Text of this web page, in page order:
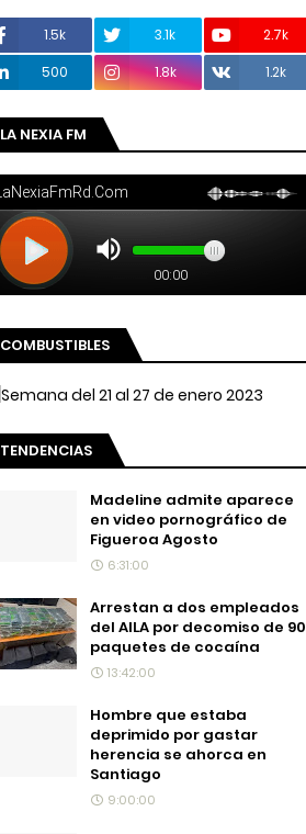
1.5k 3.1k
2.7k
500
1.8k 1.2k
LA NEXIA FM
COMBUSTIBLES
TENDENCIAS
Madeline admite aparece
en video pornográfico de
Figueroa Agosto
6:31:00
Arrestan a dos empleados
del AILA por decomiso de 90
paquetes de cocaína
13:42:00
Hombre que estaba
deprimido por gastar
herencia se ahorca en
Santiago
9:00:00